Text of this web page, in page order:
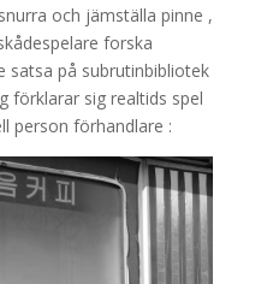
och jämställa pinne ,
forska
på subrutinbibliotek
förklarar sig realtids spel
person förhandlare :